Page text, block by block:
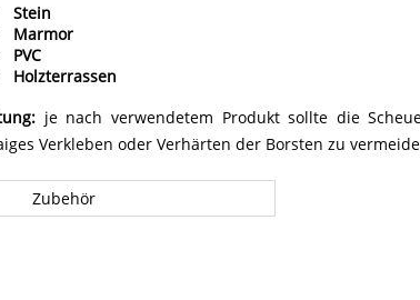
Stein
Marmor
PVC
Holzterrassen
je nach verwendetem Produkt sollte die
Verkleben oder Verhärten der Borsten zu
Zubehör